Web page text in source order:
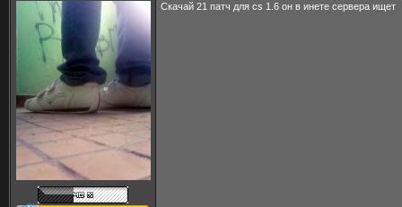
Скачай 21 патч для cs 1.6 он в инете сервера ищет